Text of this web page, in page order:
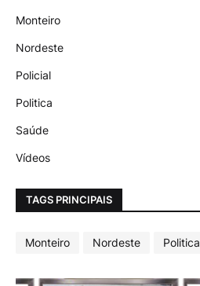
Monteiro
Nordeste
Policial
Politica
Saúde
Vídeos
TAGS PRINCIPAIS
Monteiro Nordeste Politica